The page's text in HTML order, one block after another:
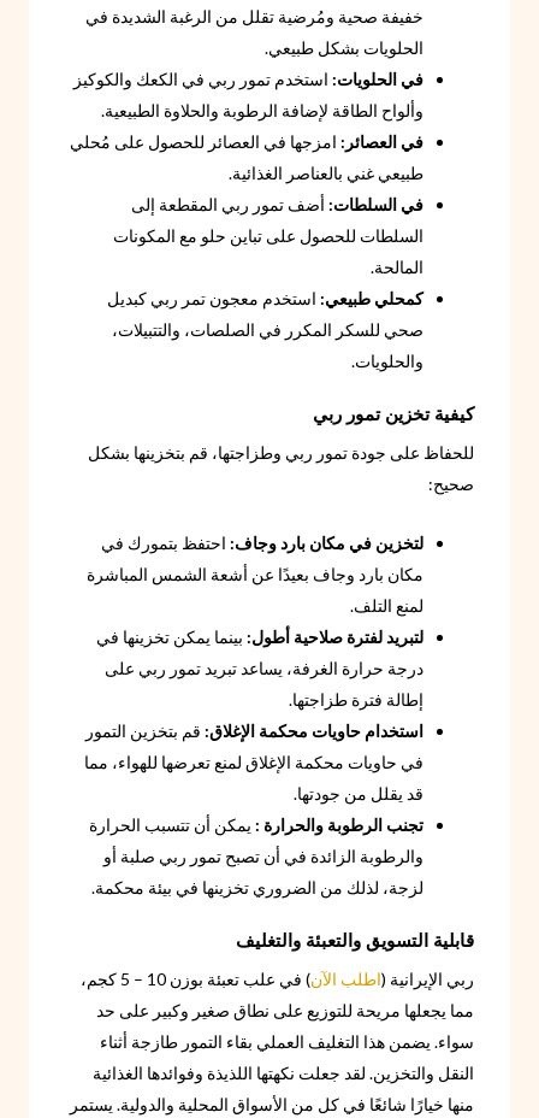
خفيفة صحية ومُرضية تقلل من الرغبة الشديدة في
الحلويات بشكل طبيعي.
في الحلويات: استخدم تمور ربي في الكعك والكوكيز
وألواح الطاقة لإضافة الرطوبة والحلاوة الطبيعية.
في العصائر: امزجها في العصائر للحصول على مُحلي
طبيعي غني بالعناصر الغذائية.
في السلطات: أضف تمور ربي المقطعة إلى
السلطات للحصول على تباين حلو مع المكونات
المالحة.
كمحلي طبيعي: استخدم معجون تمر ربي كبديل
صحي للسكر المكرر في الصلصات، والتتبيلات،
والحلويات.
كيفية تخزين تمور ربي
للحفاظ على جودة تمور ربي وطزاجتها، قم بتخزينها بشكل
صحيح:
لتخزين في مكان بارد وجاف: احتفظ بتمورك في
مكان بارد وجاف بعيدًا عن أشعة الشمس المباشرة
لمنع التلف.
لتبريد لفترة صلاحية أطول: بينما يمكن تخزينها في
درجة حرارة الغرفة، يساعد تبريد تمور ربي على
إطالة فترة طزاجتها.
استخدام حاويات محكمة الإغلاق: قم بتخزين التمور
في حاويات محكمة الإغلاق لمنع تعرضها للهواء، مما
قد يقلل من جودتها.
تجنب الرطوبة والحرارة : يمكن أن تتسبب الحرارة
والرطوبة الزائدة في أن تصبح تمور ربي صلبة أو
لزجة، لذلك من الضروري تخزينها في بيئة محكمة.
قابلية التسويق والتعبئة والتغليف
ربي الإيرانية (اطلب الآن
) في علب تعبئة بوزن 10 – 5 كجم،
مما يجعلها مريحة للتوزيع على نطاق صغير وكبير على حد
سواء. يضمن هذا التغليف العملي بقاء التمور طازجة أثناء
النقل والتخزين. لقد جعلت نكهتها اللذيذة وفوائدها الغذائية
منها خيارًا شائعًا في كل من الأسواق المحلية والدولية. يستمر